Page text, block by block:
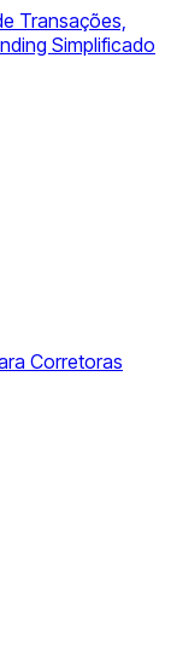
Transações,
Simplificado
Corretoras